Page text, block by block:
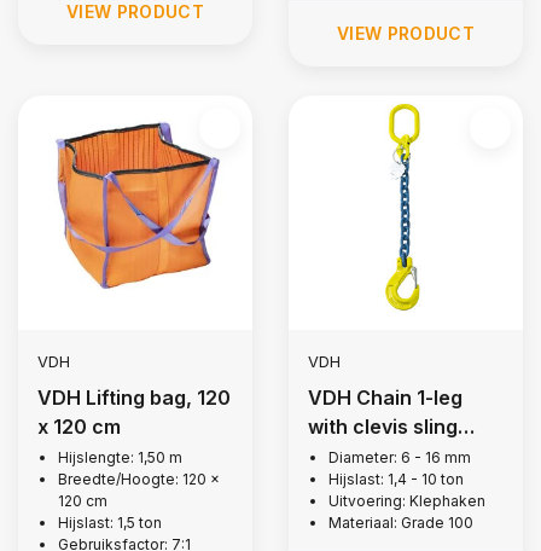
VIEW PRODUCT
VIEW PRODUCT
VDH
VDH Lifting bag, 120
x 120 cm
Hijslengte: 1,50 m
Breedte/Hoogte: 120 x
120 cm
Hijslast: 1,5 ton
Gebruiksfactor: 7:1
VDH
VDH Chain 1-leg
with clevis sling
hook, Grade 100
Diameter: 6 - 16 mm
Hijslast: 1,4 - 10 ton
Uitvoering: Klephaken
Materiaal: Grade 100